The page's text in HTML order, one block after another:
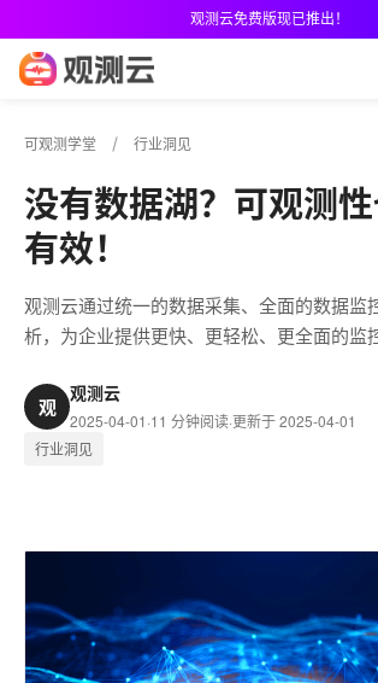
观测云免费版现已推出！
可观测学堂 行业洞见
没有数据湖？可观测
有效！
观测云通过统一的数据采集、全面的数据监
析，为企业提供更快、更轻松、更全面的监
观
观测云
2025-04-01 ·11 分钟阅读·更新于 2025-04-01
行业洞见